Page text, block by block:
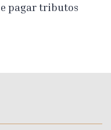
pagar tributos